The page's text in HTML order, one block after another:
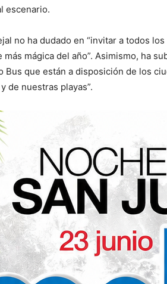
escenario.
no ha dudado en “invitar a todos
mágica del año”. Asimismo, ha
que están a disposición de los
de nuestras playas”.